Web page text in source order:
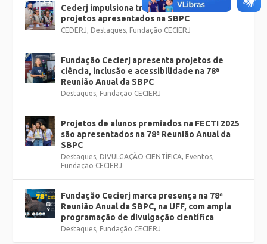
Cederj impulsiona trajetórias e fortalece
projetos apresentados na SBPC
CEDERJ, Destaques, Fundação CECIERJ
Fundação Cecierj apresenta projetos de
ciência, inclusão e acessibilidade na 78ª
Reunião Anual da SBPC
Destaques, Fundação CECIERJ
Projetos de alunos premiados na FECTI 2025
são apresentados na 78ª Reunião Anual da
SBPC
Destaques, DIVULGAÇÃO CIENTÍFICA, Eventos,
Fundação CECIERJ
Fundação Cecierj marca presença na 78ª
Reunião Anual da SBPC, na UFF, com ampla
programação de divulgação científica
Destaques, Fundação CECIERJ